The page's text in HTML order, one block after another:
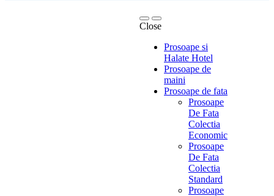
Close
Prosoape si
Halate Hotel
Prosoape de
maini
Prosoape de fata
Prosoape
De Fata
Colectia
Economic
Prosoape
De Fata
Colectia
Standard
Prosoape